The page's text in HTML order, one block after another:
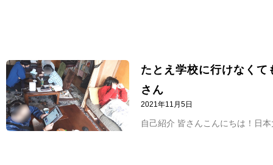
たとえ学校に行けなく
さん
2021年11月5日
自己紹介 皆さんこんにちは！日